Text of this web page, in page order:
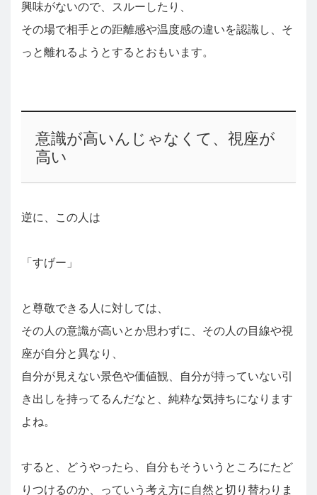
興味がないので、スルーしたり、
その場で相手との距離感や温度感の違いを認識し、そ
っと離れるようとするとおもいます。
意識が高いんじゃなくて、視座が
高い
逆に、この人は
「すげー」
と尊敬できる人に対しては、
その人の意識が高いとか思わずに、その人の目線や視
座が自分と異なり、
自分が見えない景色や価値観、自分が持っていない引
き出しを持ってるんだなと、純粋な気持ちになります
よね。
すると、どうやったら、自分もそういうところにたど
りつけるのか、っていう考え方に自然と切り替わりま